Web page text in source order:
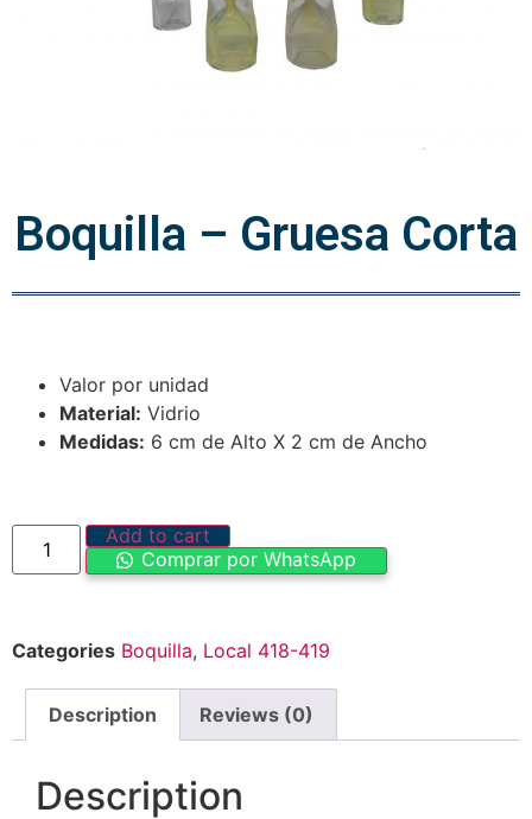
Boquilla – Gruesa Corta
Valor por unidad
Material: Vidrio
Medidas: 6 cm de Alto X 2 cm de Ancho
Add to cart
Comprar por WhatsApp
Categories Boquilla, Local 418-419
Description Reviews (0)
Description